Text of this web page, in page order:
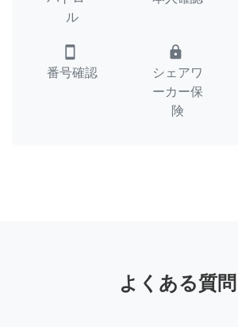
ル
smartphone
番号確認
lock
シェアワ
ーカー保
険
よくある質問